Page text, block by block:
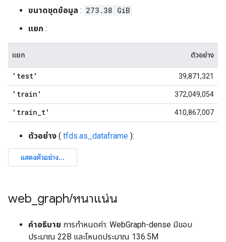
ขนาดชุดข้อมูล : 273.38 GiB
แยก :
แยก ตัวอย่าง
'test' 39,871,321
'train' 372,049,054
'train_t' 410,867,007
ตัวอย่าง ( tfds.as_dataframe ):
web graph/หนาแน่น
คำอธิบาย การกำหนดค่า: WebGraph-dense มีขอบ
ประมาณ 22B และโหนดประมาณ 136.5M